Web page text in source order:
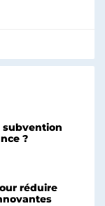
subvention
?
réduire